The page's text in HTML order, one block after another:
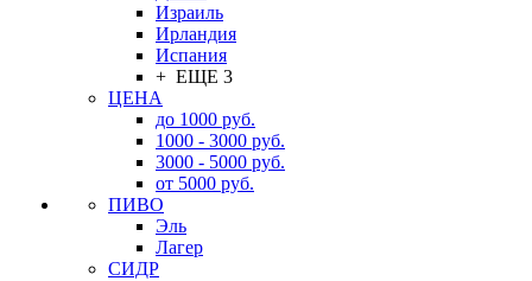
Израиль
Ирландия
Испания
+ ЕЩЕ 3
ЦЕНА
до 1000 руб.
1000 - 3000 руб.
3000 - 5000 руб.
от 5000 руб.
ПИВО
Эль
Лагер
СИДР